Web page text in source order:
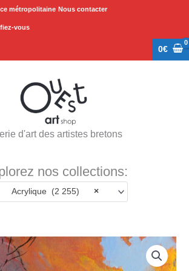
métropolitaine Nous contacter
vous
0€
d'art des artistes bretons
nos collections:
×
Acrylique (2 255)